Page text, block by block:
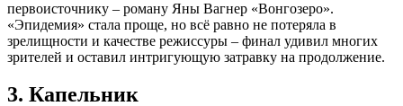
первоисточнику – роману Яны Вагнер «Вонгозеро».
«Эпидемия» стала проще, но всё равно не потеряла в
зрелищности и качестве режиссуры – финал удивил многих
зрителей и оставил интригующую затравку на продолжение.
3. Капельник